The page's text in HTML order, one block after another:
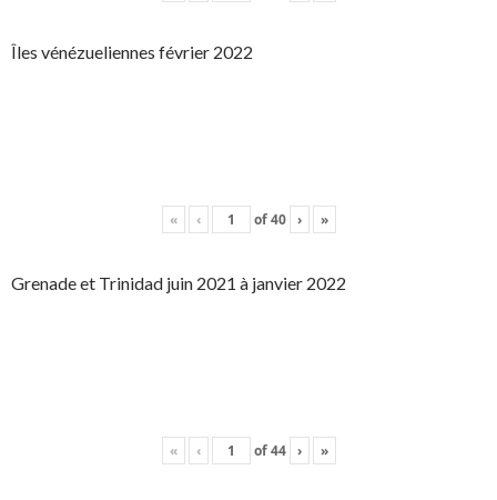
Îles vénézueliennes février 2022
« ‹ of40 › »
Grenade et Trinidad juin 2021 à janvier 2022
« ‹ of44 › »